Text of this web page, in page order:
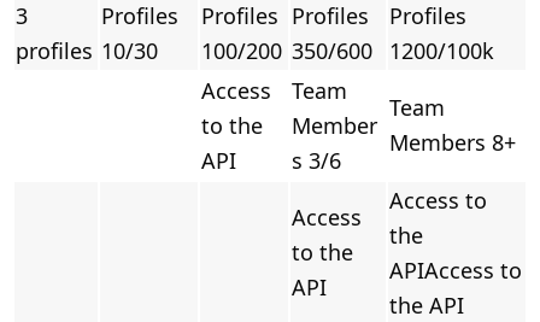
3
profiles
Profiles
10/30
Profiles
100/200
Profiles
350/600
Profiles
1200/100k
Access
to the
API
Team
Member
s 3/6
Team
Members 8+
Access
to the
API
Access to
the
APIAccess to
the API